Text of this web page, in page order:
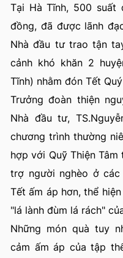
Tại Hà Tĩnh, 500 suất
đồng, đã được lãnh
Nhà đầu tư trao tận
cảnh khó khăn 2
Tĩnh) nhằm đón Tết
Trưởng đoàn thiện
Nhà đầu tư,
chương trình thường
hợp với Quỹ Thiện
trợ người nghèo ở
Tết ấm áp hơn, thể
"lá lành đùm lá rách"
Những món quà tuy
cảm ấm áp của tập